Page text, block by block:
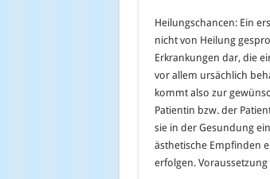
Heilungschancen: Ein
nicht von Heilung
Erkrankungen dar, die
vor allem ursächlich
kommt also zur
Patientin bzw. der
sie in der Gesundung
ästhetische Empfinden
erfolgen.